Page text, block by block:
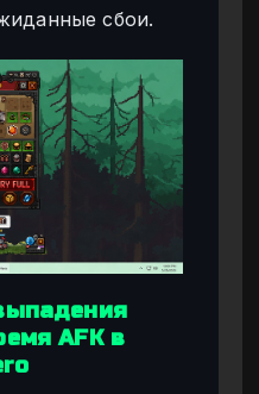
сбои.
AFK в